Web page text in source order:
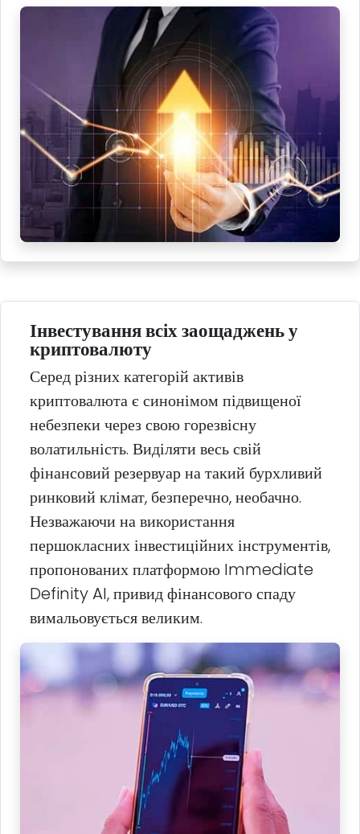
Інвестування всіх заощаджень у
криптовалюту
Серед різних категорій активів
криптовалюта є синонімом підвищеної
небезпеки через свою горезвісну
волатильність. Виділяти весь свій
фінансовий резервуар на такий бурхливий
ринковий клімат, безперечно, необачно.
Незважаючи на використання
першокласних інвестиційних інструментів,
пропонованих платформою Immediate
Definity AI, привид фінансового спаду
вимальовується великим.